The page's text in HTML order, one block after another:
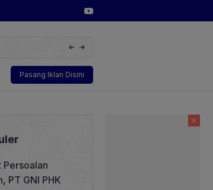
Digital Power Dorong Indonesia Menuju Revolusi
Pasang Iklan Disini
Teknologi Otomotif
Persoalan
PT GNI PHK